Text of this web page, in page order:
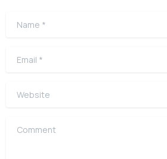
Name
Email
Website
Comment